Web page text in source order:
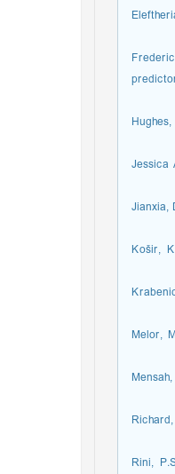
Jessica
Jianxia,
Košir,
Melor,
Rini,